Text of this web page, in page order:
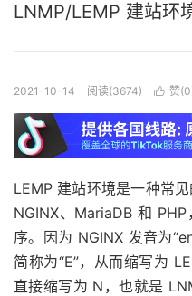
LNMP/LEMP 建站环
2021-10-14 阅读(3674)  赞(0
LEMP 建站环境是一种常
NGINX、MariaDB 和
序。因为 NGINX 发音为
简称为“E”，从而缩写为
直接缩写为 N，也就是